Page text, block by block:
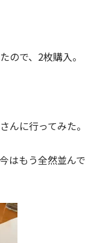
ので、2枚購入。
んに行ってみた。
はもう全然並んで